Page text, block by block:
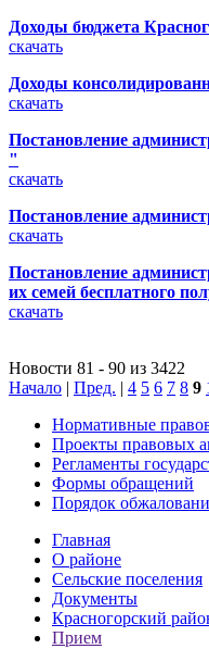
Доходы бюджета
скачать
Доходы
скачать
Постановление
"
скачать
Постановление
скачать
Постановление
их семей бесплатного
скачать
Новости 81 - 90 из 3422
Начало | Пред. | 4 5 6 7 8 9
Нормативные
Проекты правовых
Регламенты
Формы обращений
Порядок
Главная
О районе
Сельские поселения
Документы
Красногорский
Прием